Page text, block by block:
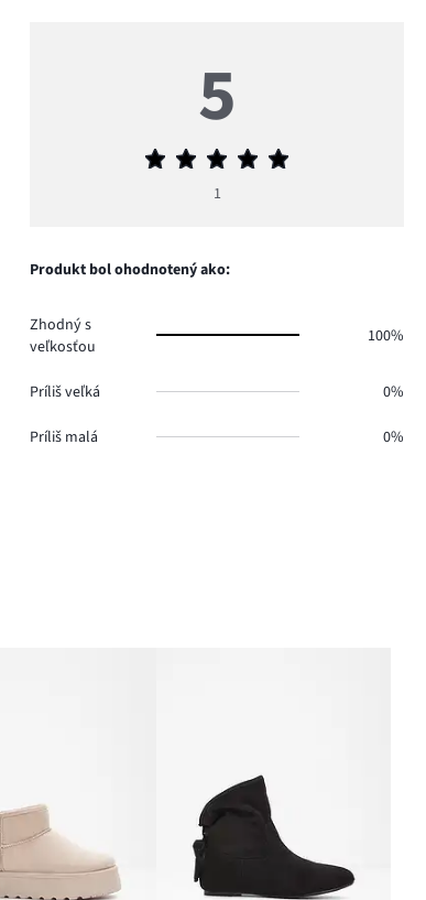
5
Priemerné
5
1
Produkt bol ohodnotený ako:
Zhodný s
veľkosťou
100%
Príliš veľká 0%
Príliš malá 0%